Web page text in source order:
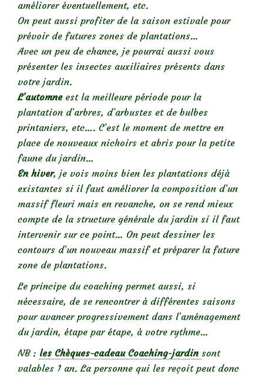
améliorer éventuellement, etc.
On peut aussi profiter de la saison estivale pour
prévoir de futures zones de plantations…
Avec un peu de chance, je pourrai aussi vous
présenter les insectes auxiliaires présents dans
votre jardin.
L’automneest la meilleure période pour la
plantation d’arbres, d’arbustes et de bulbes
printaniers, etc…. C’est le moment de mettre en
place de nouveaux nichoirs et abris pour la petite
faune du jardin…
En hiver, je vois moins bien les plantations déjà
existantes si il faut améliorer la composition d’un
massif fleuri mais en revanche, on se rend mieux
compte de la structure générale du jardin si il faut
intervenir sur ce point… On peut dessiner les
contours d’un nouveau massif et préparer la future
zone de plantations.
Le principe du coaching permet aussi, si
nécessaire, de se rencontrer à différentes saisons
pour avancer progressivement dans l’aménagement
du jardin, étape par étape, à votre rythme…
NB : les Chèques-cadeau Coaching-jardin sont
valables 1 an. La personne qui les reçoit peut donc